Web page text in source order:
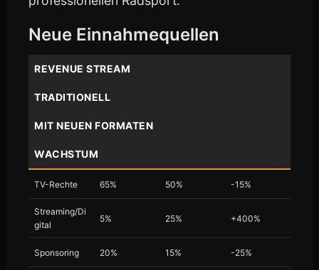
Neue Einnahmequellen
REVENUE STREAM
TRADITIONELL
MIT NEUEN FORMATEN
WACHSTUM
TV-Rechte 65% 50% -15%
Streaming/Di
gital
5% 25% +400%
Sponsoring 20% 15% -25%